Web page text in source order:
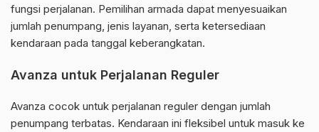
fungsi perjalanan. Pemilihan armada dapat menyesuaikan
jumlah penumpang, jenis layanan, serta ketersediaan
kendaraan pada tanggal keberangkatan.
Avanza untuk Perjalanan Reguler
Avanza cocok untuk perjalanan reguler dengan jumlah
penumpang terbatas. Kendaraan ini fleksibel untuk masuk ke